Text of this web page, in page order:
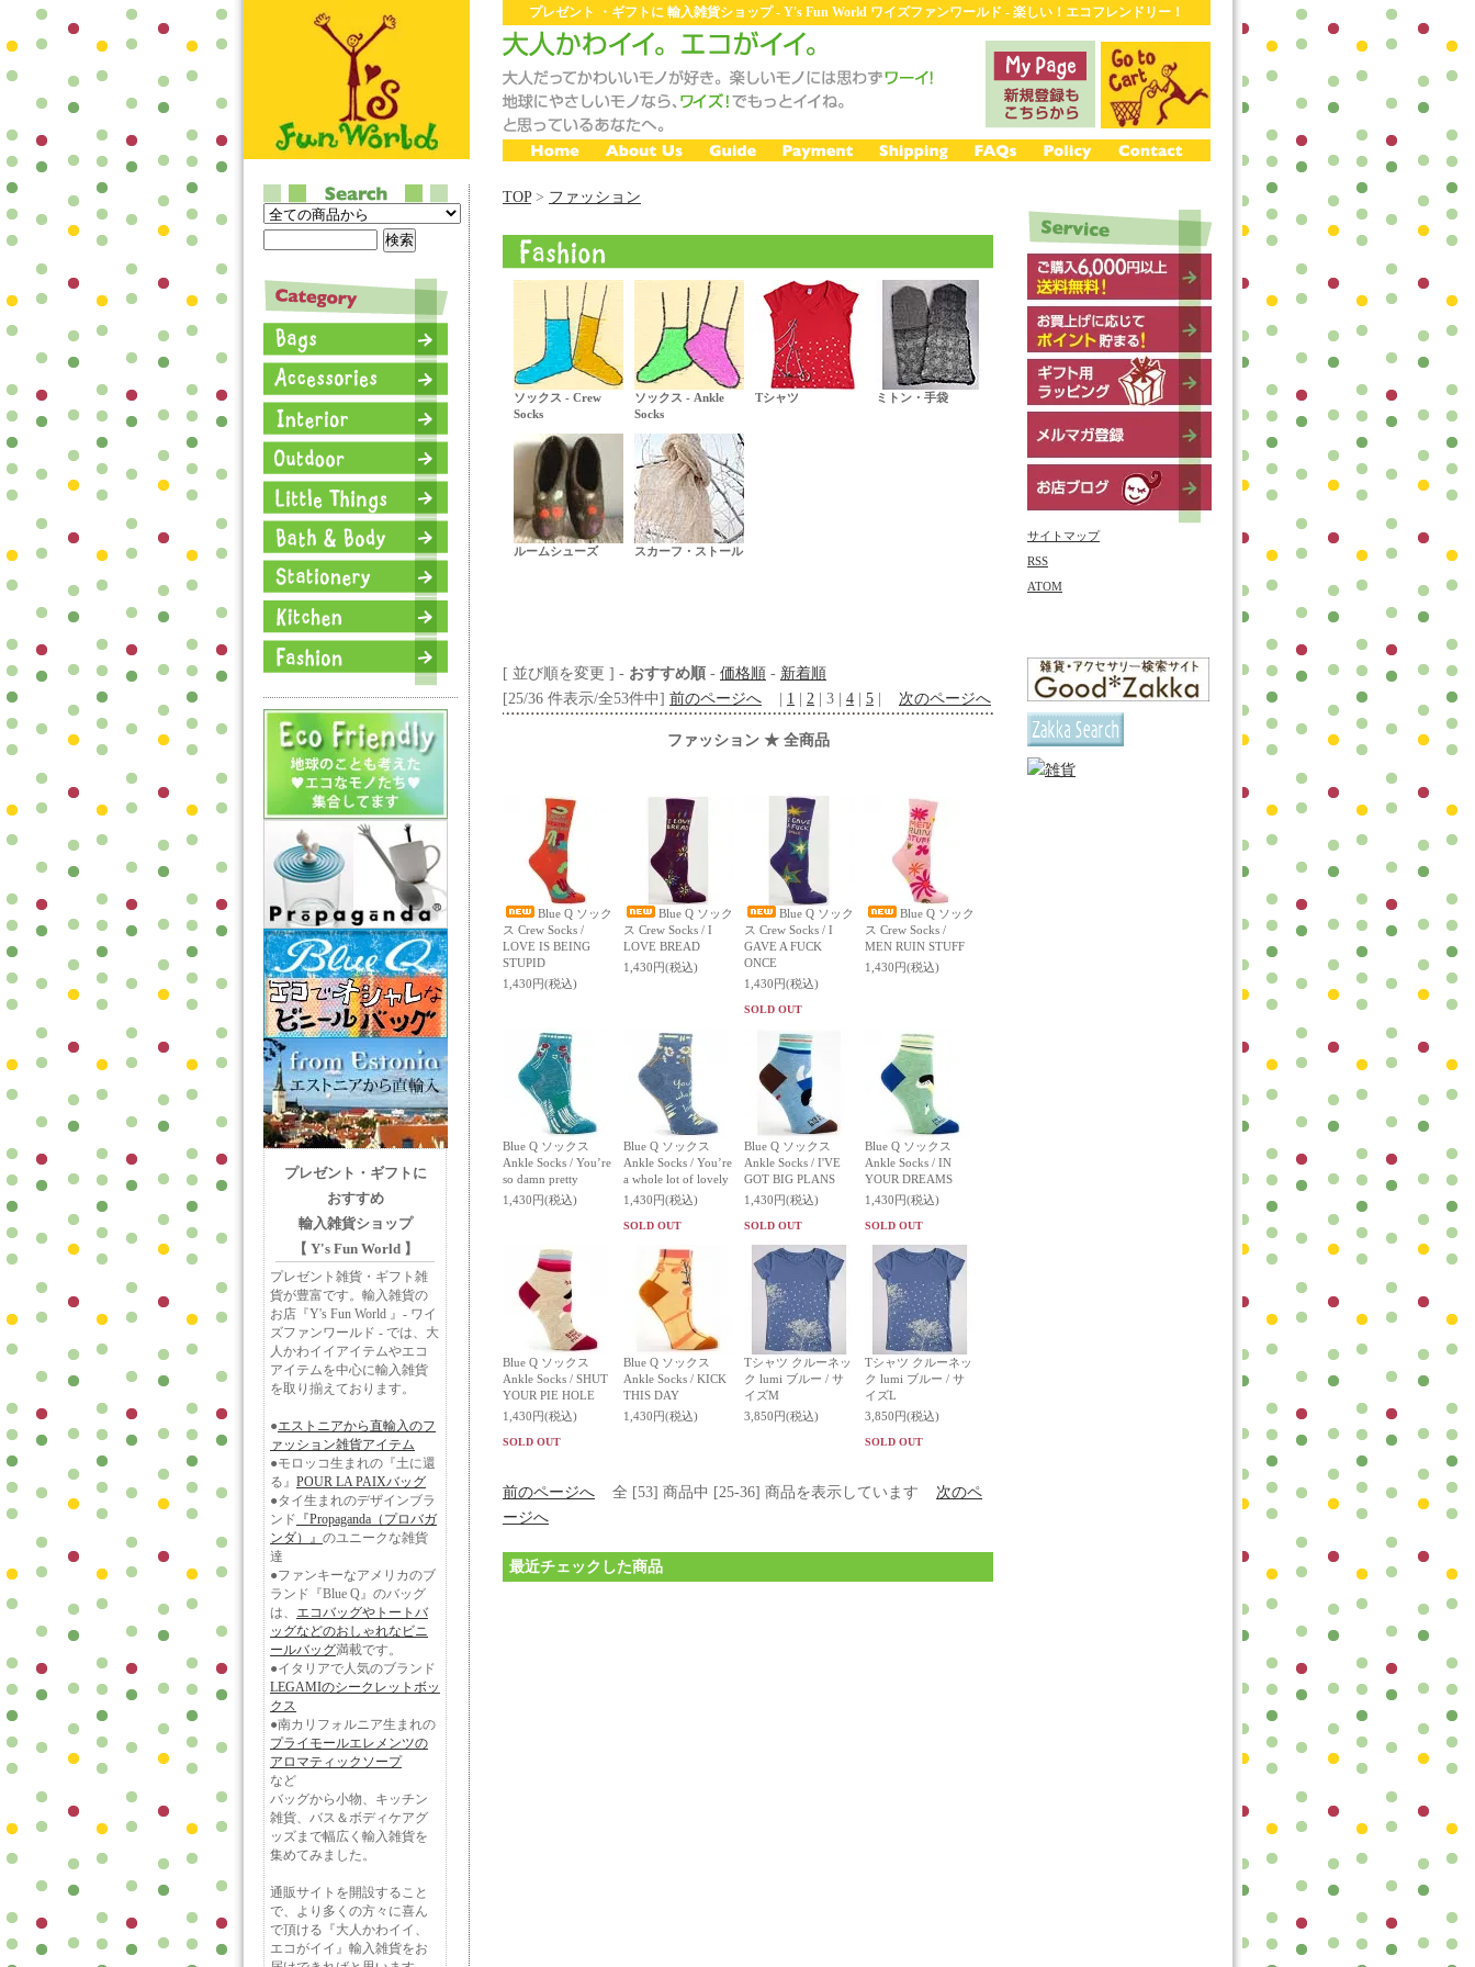
プレゼント ・ギフトに 輸入雑貨ショップ - Y's Fun World ワイズファンワールド - 楽しい！エコフレンドリー！
TOP> ファッション
ソックス - Crew
Socks
ソックス - Ankle
Socks
Tシャツ ミトン・手袋
ルームシューズ スカーフ・ストール
[ 並び順を変更 ] - おすすめ順 - 価格順 - 新着順
[25/36 件表示/全53件中] 前のページへ | 1 | 2 | 3 | 4 | 5 | 次のページへ
ファッション ★ 全商品
Blue Q ソック
ス Crew Socks /
LOVE IS BEING
STUPID
1,430円(税込)
Blue Q ソック
ス Crew Socks / I
LOVE BREAD
1,430円(税込)
Blue Q ソック
ス Crew Socks / I
GAVE A FUCK
ONCE
1,430円(税込)
SOLD OUT
Blue Q ソック
ス Crew Socks /
MEN RUIN STUFF
1,430円(税込)
Blue Q ソックス
Ankle Socks / You’re
so damn pretty
1,430円(税込)
Blue Q ソックス
Ankle Socks / You’re
a whole lot of lovely
1,430円(税込)
SOLD OUT
Blue Q ソックス
Ankle Socks / I'VE
GOT BIG PLANS
1,430円(税込)
SOLD OUT
Blue Q ソックス
Ankle Socks / IN
YOUR DREAMS
1,430円(税込)
SOLD OUT
Blue Q ソックス
Ankle Socks / SHUT
YOUR PIE HOLE
1,430円(税込)
SOLD OUT
Blue Q ソックス
Ankle Socks / KICK
THIS DAY
1,430円(税込)
Tシャツ クルーネッ
ク lumi ブルー / サ
イズM
3,850円(税込)
Tシャツ クルーネッ
ク lumi ブルー / サ
イズL
3,850円(税込)
SOLD OUT
前のページへ 全 [53] 商品中 [25-36] 商品を表示しています 次のペ
ージへ
最近チェックした商品
プレゼント・ギフトに
おすすめ
輸入雑貨ショップ
【 Y's Fun World 】
プレゼント雑貨・ギフト雑
貨が豊富です。輸入雑貨の
お店『Y's Fun World 』- ワイ
ズファンワールド - では、大
人かわイイアイテムやエコ
アイテムを中心に輸入雑貨
を取り揃えております。
●エストニアから直輸入のフ
ァッション雑貨アイテム
●モロッコ生まれの『土に還
る』 POUR LA PAIXバッグ
●タイ生まれのデザインブラ
ンド 『Propaganda（プロバガ
ンダ）』 のユニークな雑貨
達
●ファンキーなアメリカのブ
ランド『Blue Q』のバッグ
は、 エコバッグやトートバ
ッグなどのおしゃれなビニ
ールバッグ満載です。
●イタリアで人気のブランド
LEGAMIのシークレットボッ
クス
●南カリフォルニア生まれの
プライモールエレメンツの
アロマティックソープ
など
バッグから小物、キッチン
雑貨、バス＆ボディケアグ
ッズまで幅広く輸入雑貨を
集めてみました。
通販サイトを開設すること
で、より多くの方々に喜ん
で頂ける『大人かわイイ、
エコがイイ』輸入雑貨をお
サイトマップ
RSS
ATOM